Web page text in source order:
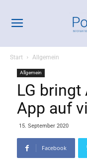
Start Allgemein
Allgemein
LG
App auf
15. September 2020
Facebook